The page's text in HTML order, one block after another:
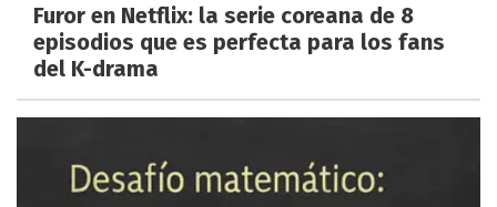
Furor en Netflix: la serie coreana de 8
episodios que es perfecta para los fans
del K-drama